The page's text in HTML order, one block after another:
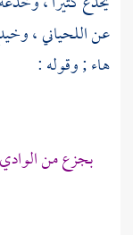
عناللحياني،
هاء ; وقوله :
بجزع من